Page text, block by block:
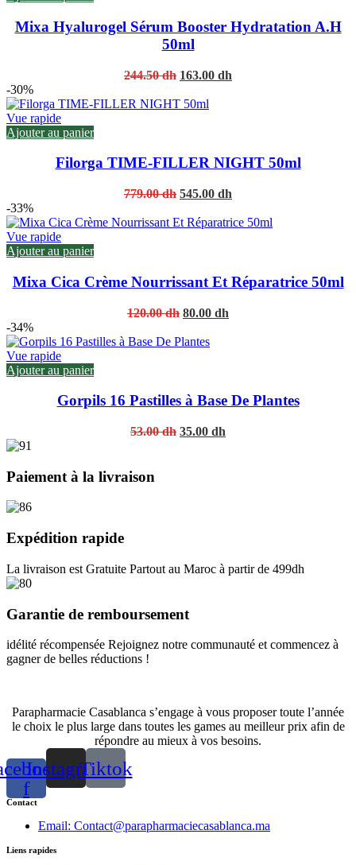
Mixa Hyalurogel Sérum Booster Hydratation A.H
50ml
244.50dh Original
was:
163.00 dh
-30%
Vue rapide
Ajouter au panier
Filorga TIME-FILLER NIGHT 50ml
779.00dh Original
was:
545.00 dh
is:
-33%
Vue rapide
Ajouter au panier
Mixa Cica Crème Nourrissant Et Réparatrice 50ml
120.00dh Original
was:
80.00 dh
-34%
Vue rapide
Ajouter au panier
Gorpils 16 Pastilles à Base De Plantes
53.00dh Original
35.00 dh
Paiement à la livraison
Expédition rapide
La livraison est Gratuite Partout au Maroc à partir de 499dh
Garantie de remboursement
idélité récompensée Rejoignez notre communauté et commencez à
gagner de belles réductions !
Parapharmacie Casablanca s’engage à vous proposer toute l’année
le choix le plus large dans toutes les games au meilleur prix afin de
répondre au mieux à vos besoins.
f
InstagramTiktok
Contact
Email: Contact@parapharmaciecasablanca.ma
Liens rapides